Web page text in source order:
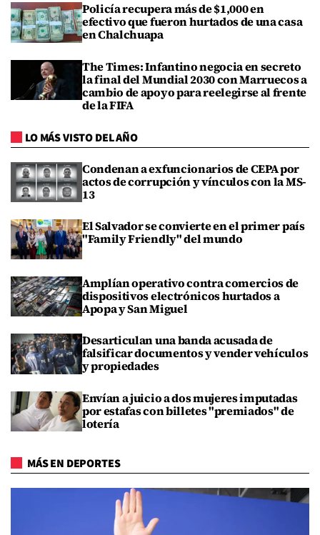
Policía recupera más de $1,000 en
efectivo que fueron hurtados de una casa
en Chalchuapa
The Times: Infantino negocia en secreto
la final del Mundial 2030 con Marruecos a
cambio de apoyo para reelegirse al frente
de la FIFA
LO MÁS VISTO DEL AÑO
Condenan a exfuncionarios de CEPA por
actos de corrupción y vínculos con la MS-
13
El Salvador se convierte en el primer país
"Family Friendly" del mundo
Amplían operativo contra comercios de
dispositivos electrónicos hurtados a
Apopa y San Miguel
Desarticulan una banda acusada de
falsificar documentos y vender vehículos
y propiedades
Envían a juicio a dos mujeres imputadas
por estafas con billetes "premiados" de
lotería
MÁS EN DEPORTES